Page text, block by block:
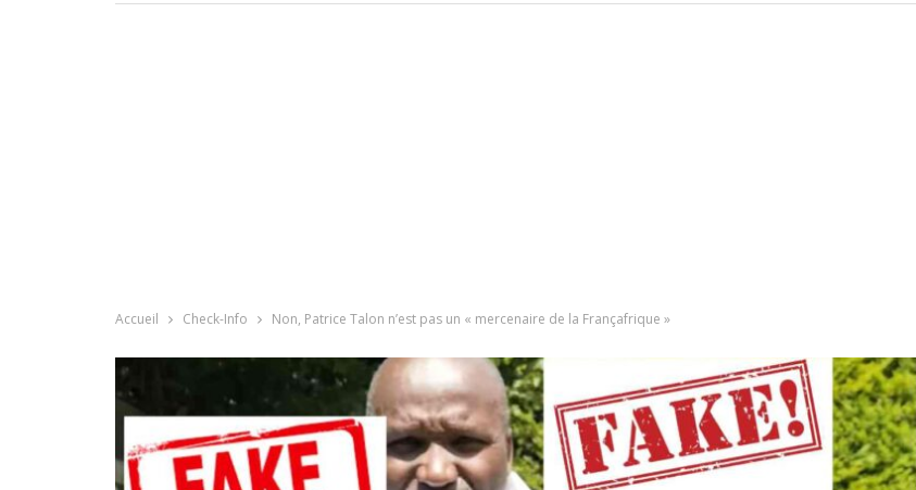
Accueil Check-Info Non, Patrice Talon n’est pas un « mercenaire de la Françafrique »